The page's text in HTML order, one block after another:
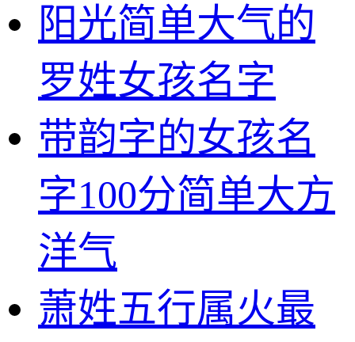
阳光简单大气的
罗姓女孩名字
带韵字的女孩名
字100分简单大方
洋气
萧姓五行属火最